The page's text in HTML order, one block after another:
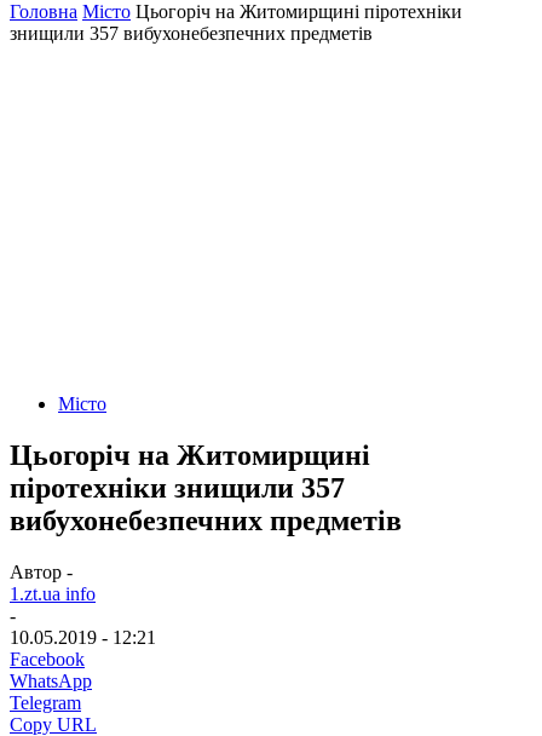
Головна Місто Цьогоріч на Житомирщині піротехніки
знищили 357 вибухонебезпечних предметів
Місто
Цьогоріч на Житомирщині
піротехніки знищили 357
вибухонебезпечних предметів
Автор -
1.zt.ua info
-
10.05.2019 - 12:21
Facebook
WhatsApp
Telegram
Copy URL